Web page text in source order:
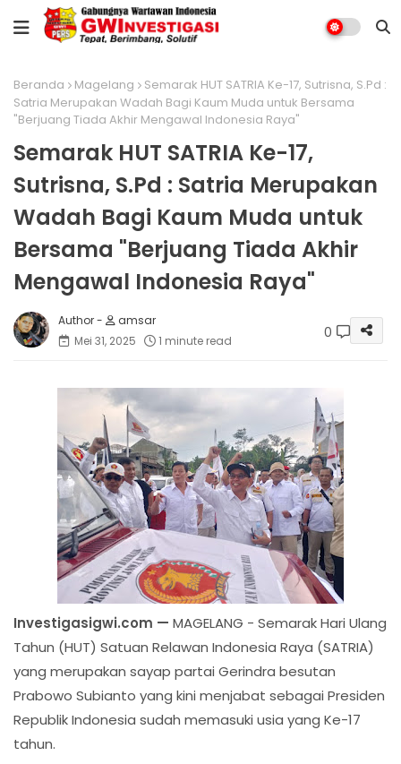
Beranda Magelang
Semarak HUT SATRIA Ke-17, Sutrisna, S.Pd :
Satria Merupakan Wadah Bagi Kaum Muda untuk Bersama
"Berjuang Tiada Akhir Mengawal Indonesia Raya"
Semarak HUT SATRIA Ke-17,
Sutrisna, S.Pd : Satria Merupakan
Wadah Bagi Kaum Muda untuk
Bersama "Berjuang Tiada Akhir
Mengawal Indonesia Raya"
amsar
Mei 31, 2025
1 minute read 0
Investigasigwi.com — MAGELANG - Semarak Hari Ulang
Tahun (HUT) Satuan Relawan Indonesia Raya (SATRIA)
yang merupakan sayap partai Gerindra besutan
Prabowo Subianto yang kini menjabat sebagai Presiden
Republik Indonesia sudah memasuki usia yang Ke-17
tahun.